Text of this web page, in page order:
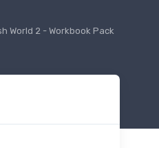
World 2 - Workbook Pack